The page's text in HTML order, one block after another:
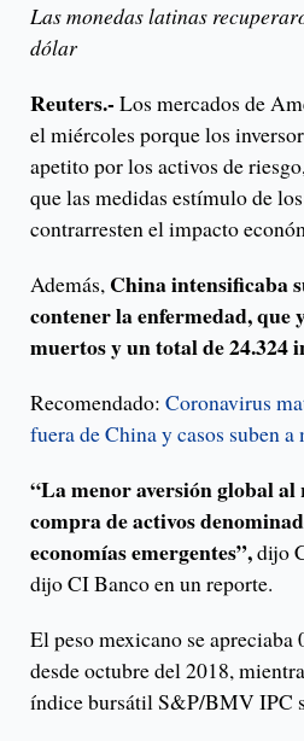
Las monedas latinas
dólar
Reuters.- Los mercados de
el miércoles porque los
apetito por los activos de
que las medidas estímulo de
contrarresten el impacto
Además, China intensificaba
contener la enfermedad, que
muertos y un total de 24.324
Recomendado: Coronavirus
fuera de China y casos suben a
“La menor aversión global al
compra de activos
economías emergentes”,dijo
dijo CI Banco en un reporte.
El peso mexicano se
desde octubre del 2018,
índice bursátil S&P/BMV IPC